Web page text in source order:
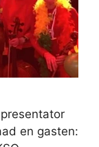
en gasten: